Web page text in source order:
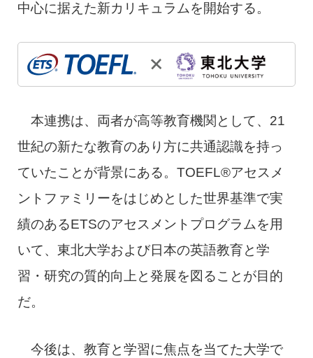
中心に据えた新カリキュラムを開始する。
本連携は、両者が高等教育機関として、21
世紀の新たな教育のあり方に共通認識を持っ
ていたことが背景にある。TOEFL®アセスメ
ントファミリーをはじめとした世界基準で実
績のあるETSのアセスメントプログラムを用
いて、東北大学および日本の英語教育と学
習・研究の質的向上と発展を図ることが目的
だ。
今後は、教育と学習に焦点を当てた大学で